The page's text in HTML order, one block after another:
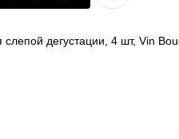
слепой дегустации, 4 шт, Vin